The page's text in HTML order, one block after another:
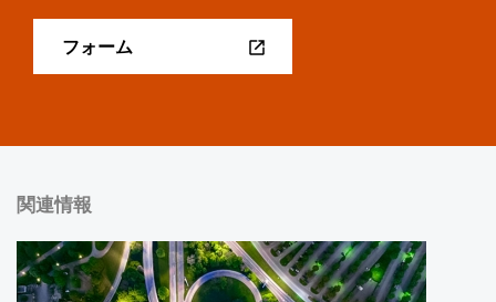
フォーム
関連情報